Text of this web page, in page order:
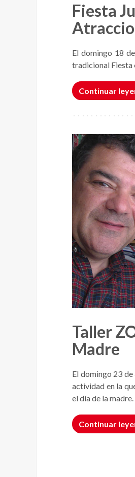
Fiesta
El domingo 18
tradicional Fiesta
Continuar
Taller
Madre
El domingo 23 de
actividad en la
el día de la madre.
Continuar